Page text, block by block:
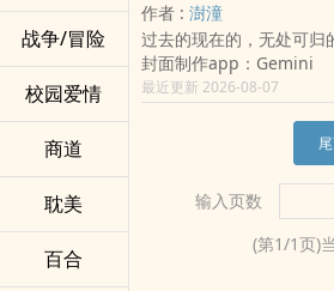
战争/冒险
校园爱情
商道
耽美
百合
作者 : 澍潼
过去的现在的，无处可归
封面制作app：Gemini
最近更新 2026-08-07
输入页数
(第1/1页)